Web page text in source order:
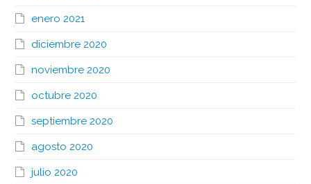
enero 2021
diciembre 2020
noviembre 2020
octubre 2020
septiembre 2020
agosto 2020
julio 2020